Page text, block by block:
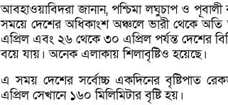
আবহাওয়াবিদরা জানান, পশ্চিমা লঘুচাপ ও পূবালী
সময়ে দেশের অধিকাংশ অঞ্চলে ভারী থেকে অতি
এপ্রিল এবং ২৬ থেকে ৩০ এপ্রিল পর্যন্ত দেশের
বয়ে যায়। অনেক এলাকায় শিলাবৃষ্টিও হয়েছে।
এ সময় দেশের সর্বোচ্চ একদিনের বৃষ্টিপাত
এপ্রিল সেখানে ১৬০ মিলিমিটার বৃষ্টি হয়।